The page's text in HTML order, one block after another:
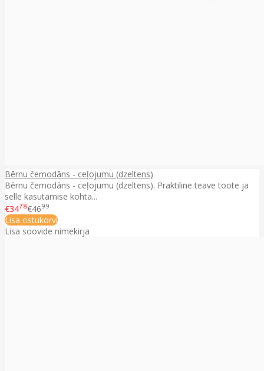
Bērnu čemodāns - ceļojumu (dzeltens)
Bērnu čemodāns - ceļojumu (dzeltens). Praktiline teave toote ja
selle kasutamise kohta...
€3478€4699
Lisa ostukorvi
Lisa soovide nimekirja